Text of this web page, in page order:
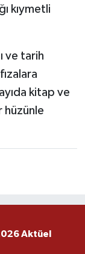
kıymetli
ve tarih
kitap ve
hüzünle
Aktüel